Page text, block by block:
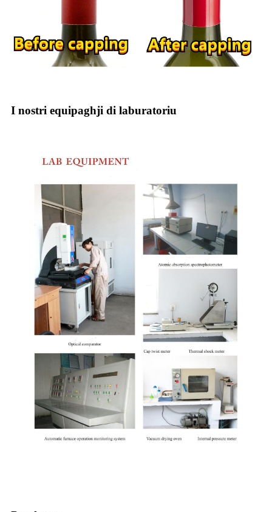
I nostri equipaghji di laburatoriu